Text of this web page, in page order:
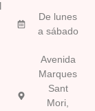
De lunes
a sábado
Avenida
Marques
Sant
Mori,